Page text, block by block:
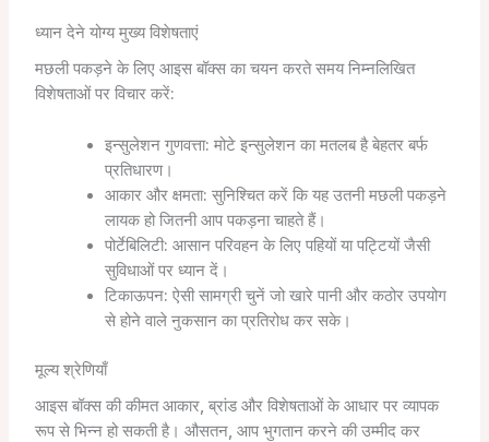
ध्यान देने योग्य मुख्य विशेषताएं
मछली पकड़ने के लिए आइस बॉक्स का चयन करते समय निम्नलिखित
विशेषताओं पर विचार करें:
इन्सुलेशन गुणवत्ता: मोटे इन्सुलेशन का मतलब है बेहतर बर्फ
प्रतिधारण।
आकार और क्षमता: सुनिश्चित करें कि यह उतनी मछली पकड़ने
लायक हो जितनी आप पकड़ना चाहते हैं।
पोर्टेबिलिटी: आसान परिवहन के लिए पहियों या पट्टियों जैसी
सुविधाओं पर ध्यान दें।
टिकाऊपन: ऐसी सामग्री चुनें जो खारे पानी और कठोर उपयोग
से होने वाले नुकसान का प्रतिरोध कर सके।
मूल्य श्रेणियाँ
आइस बॉक्स की कीमत आकार, ब्रांड और विशेषताओं के आधार पर व्यापक
रूप से भिन्न हो सकती है। औसतन, आप भुगतान करने की उम्मीद कर